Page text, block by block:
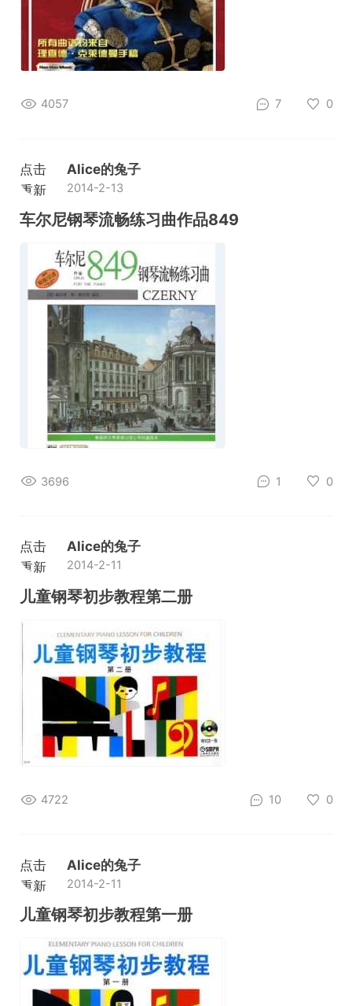
4057 7 0
点击
重新
加载
Alice的兔子
2014-2-13
车尔尼钢琴流畅练习曲作品849
3696 1 0
点击
重新
加载
Alice的兔子
2014-2-11
儿童钢琴初步教程第二册
4722 10 0
点击
重新
加载
Alice的兔子
2014-2-11
儿童钢琴初步教程第一册